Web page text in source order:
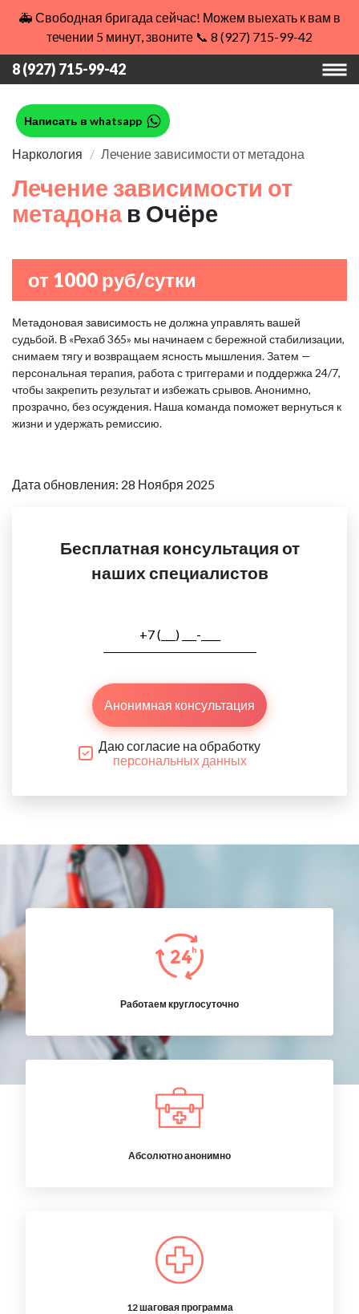
🚑 Свободная бригада сейчас! Можем выехать к вам в
течении 5 минут, звоните 📞 8 (927) 715-99-42
8 (927) 715-99-42
Написать в whatsapp
Наркология Лечение зависимости от метадона
Лечение зависимости от
метадона в Очёре
от 1000 руб/сутки
Метадоновая зависимость не должна управлять вашей
судьбой. В «Рехаб 365» мы начинаем с бережной стабилизации,
снимаем тягу и возвращаем ясность мышления. Затем —
персональная терапия, работа с триггерами и поддержка 24/7,
чтобы закрепить результат и избежать срывов. Анонимно,
прозрачно, без осуждения. Наша команда поможет вернуться к
жизни и удержать ремиссию.
Дата обновления: 28 Ноября 2025
Бесплатная консультация от
наших специалистов
Анонимная консультация
Даю согласие на обработку
персональных данных
Работаем круглосуточно
Абсолютно анонимно
12 шаговая программа